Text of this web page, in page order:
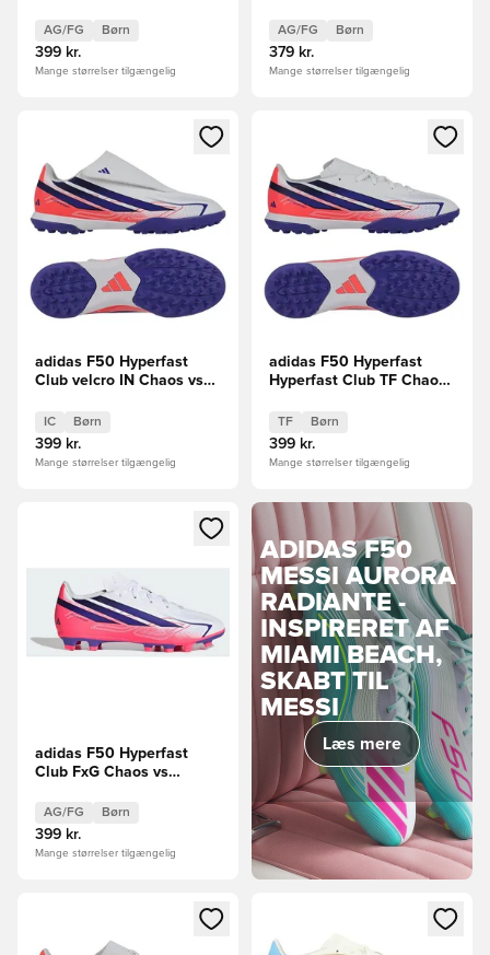
AG/FG Børn
399 kr.
Mange størrelser tilgængelig
AG/FG Børn
379 kr.
Mange størrelser tilgængelig
Åbner en Modal til at logge ind eller tilmelde dig som
adidas F50 Hyperfast
Club velcro IN Chaos vs
IC Børn
399 kr.
Mange størrelser tilgængelig
Åbner en Modal til at logge
adidas F50 Hyperfast
Hyperfast Club TF Chaos
TF Børn
399 kr.
Mange størrelser tilgængelig
Åbner en Modal til at logge ind eller tilmelde dig som
adidas F50 Hyperfast
Club FxG Chaos vs
AG/FG Børn
399 kr.
Mange størrelser tilgængelig
ADIDAS F50
MESSI AURORA
RADIANTE -
INSPIRERET AF
MIAMI BEACH,
SKABT TIL
MESSI
Læs mere
Åbner en Modal til at logge ind eller tilmelde dig som
Åbner en Modal til at logge